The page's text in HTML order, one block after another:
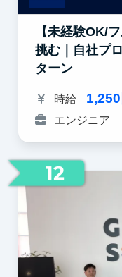
【未経験OK/
挑む｜自社プ
ターン
時給
エンジニア
12